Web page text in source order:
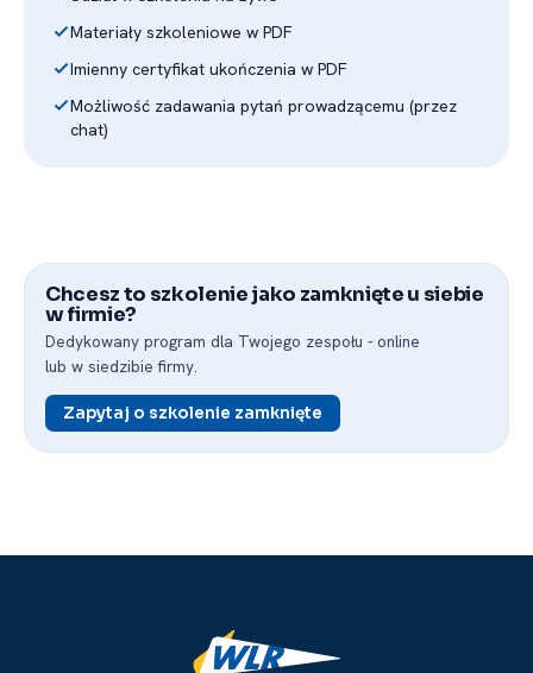
i radcowskimi, prowadził wykłady m.in.
postępowania egzekucyjnego
oraz ustawy o komornikach i egzekucji
Materiały szkoleniowe w PDF
Imienny certyfikat ukończenia w PDF
Możliwość zadawania pytań prowadzącemu (przez
chat)
Chcesz to szkolenie jako zamknięte u siebie
w firmie?
Dedykowany program dla Twojego zespołu -⁠ online
lub w siedzibie firmy.
Zapytaj o szkolenie zamknięte